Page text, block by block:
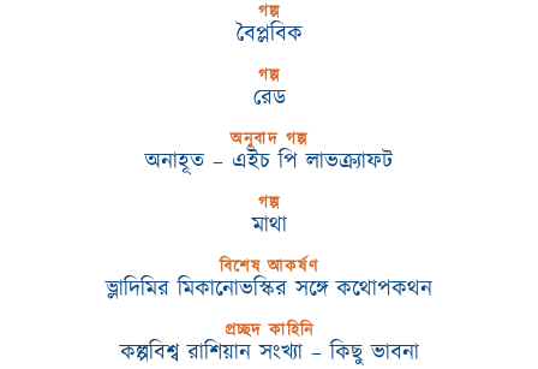
গল্প
বৈপ্লবিক
গল্প
রেড
অনুবাদ গল্প
অনাহূত – এইচ পি লাভক্র্যাফট
গল্প
মাথা
বিশেষ আকর্ষণ
ভ্লাদিমির মিকানোভস্কির সঙ্গে কথোপকথন
প্রচ্ছদ কাহিনি
কল্পবিশ্ব রাশিয়ান সংখ্যা – কিছু ভাবনা